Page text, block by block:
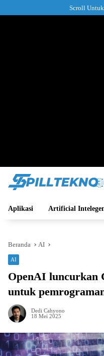
ke
Scroll
Aplikasi Artificial
Beranda AI
AI
OpenAI luncurkan
untuk
Dedi Cahyono
18 Mei 2025